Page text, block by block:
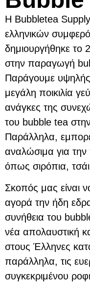
Η Bubbletea Supply
ελληνικών
δημιουργήθηκε το
στην παραγωγή
Παράγουμε
μεγάλη ποικιλία
ανάγκες της
του bubble tea
Παράλληλα,
αναλώσιμα για
όπως σιρόπια,
Σκοπός μας είναι
αγορά την ήδη
συνήθεια του
νέα απολαυστική
στους Έλληνες
παράλληλα, τις
συγκεκριμένου